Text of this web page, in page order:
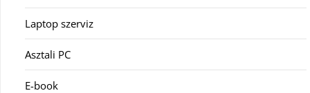
Laptop szerviz
Asztali PC
E-book